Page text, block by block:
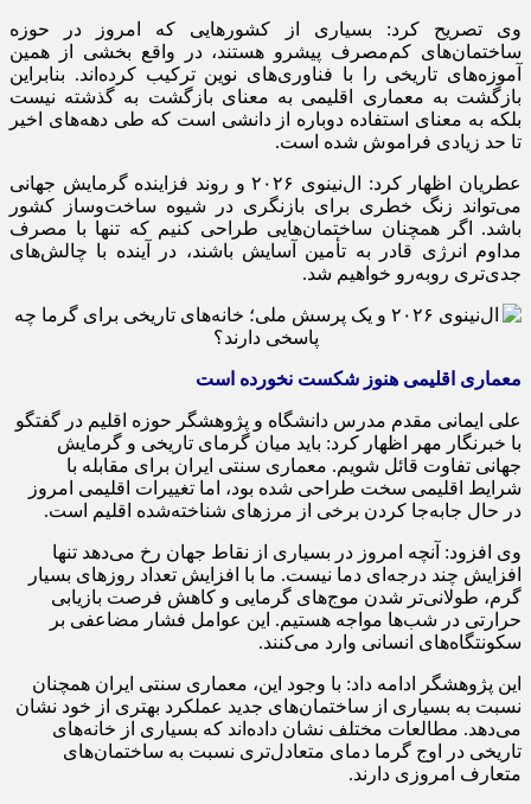
وی تصریح کرد: بسیاری از کشورهایی که امروز در حوزه
ساختمان‌های کم‌مصرف پیشرو هستند، در واقع بخشی از همین
آموزه‌های تاریخی را با فناوری‌های نوین ترکیب کرده‌اند. بنابراین
بازگشت به معماری اقلیمی به معنای بازگشت به گذشته نیست
بلکه به معنای استفاده دوباره از دانشی است که طی دهه‌های اخیر
تا حد زیادی فراموش شده است.
عطریان اظهار کرد: ال‌نینوی ۲۰۲۶ و روند فزاینده گرمایش جهانی
می‌تواند زنگ خطری برای بازنگری در شیوه ساخت‌وساز کشور
باشد. اگر همچنان ساختمان‌هایی طراحی کنیم که تنها با مصرف
مداوم انرژی قادر به تأمین آسایش باشند، در آینده با چالش‌های
جدی‌تری روبه‌رو خواهیم شد.
معماری اقلیمی هنوز شکست نخورده است
علی ایمانی مقدم مدرس دانشگاه و پژوهشگر حوزه اقلیم در گفتگو
با خبرنگار مهر اظهار کرد: باید میان گرمای تاریخی و گرمایش
جهانی تفاوت قائل شویم. معماری سنتی ایران برای مقابله با
شرایط اقلیمی سخت طراحی شده بود، اما تغییرات اقلیمی امروز
در حال جابه‌جا کردن برخی از مرزهای شناخته‌شده اقلیم است.
وی افزود: آنچه امروز در بسیاری از نقاط جهان رخ می‌دهد تنها
افزایش چند درجه‌ای دما نیست. ما با افزایش تعداد روزهای بسیار
گرم، طولانی‌تر شدن موج‌های گرمایی و کاهش فرصت بازیابی
حرارتی در شب‌ها مواجه هستیم. این عوامل فشار مضاعفی بر
سکونتگاه‌های انسانی وارد می‌کنند.
این پژوهشگر ادامه داد: با وجود این، معماری سنتی ایران همچنان
نسبت به بسیاری از ساختمان‌های جدید عملکرد بهتری از خود نشان
می‌دهد. مطالعات مختلف نشان داده‌اند که بسیاری از خانه‌های
تاریخی در اوج گرما دمای متعادل‌تری نسبت به ساختمان‌های
متعارف امروزی دارند.